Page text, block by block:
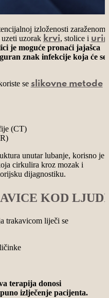
izloženosti zaraženom
uzorak krvi, stolice i
je moguće pronaći jajašca
znak infekcije koja će se
se slikovne metode
(CT)
unutar lubanje, korisno je
cirkulira kroz mozak i
dijagnostiku.
KOD
trakavicom liječi se
terapija donosi
izlječenje pacijenta.